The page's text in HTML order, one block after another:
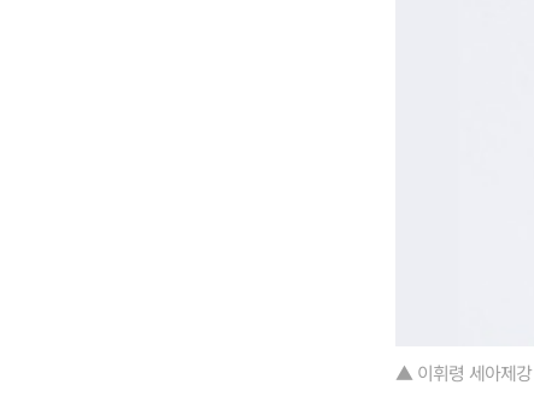
▲ 이휘령 세아제